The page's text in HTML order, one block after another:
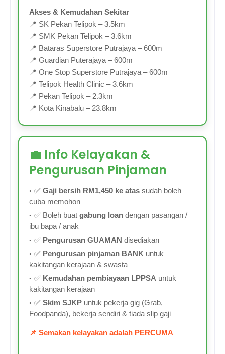
Akses & Kemudahan Sekitar
📍 SK Pekan Telipok – 3.5km
📍 SMK Pekan Telipok – 3.6km
📍 Bataras Superstore Putrajaya – 600m
📍 Guardian Puterajaya – 600m
📍 One Stop Superstore Putrajaya – 600m
📍 Telipok Health Clinic – 3.6km
📍 Pekan Telipok – 2.3km
📍 Kota Kinabalu – 23.8km
💼 Info Kelayakan &
Pengurusan Pinjaman
✅ Gaji bersih RM1,450 ke atas sudah boleh
cuba memohon
✅ Boleh buat gabung loan dengan pasangan /
ibu bapa / anak
✅ Pengurusan GUAMAN disediakan
✅ Pengurusan pinjaman BANK untuk
kakitangan kerajaan & swasta
✅ Kemudahan pembiayaan LPPSA untuk
kakitangan kerajaan
✅ Skim SJKP untuk pekerja gig (Grab,
Foodpanda), bekerja sendiri & tiada slip gaji
📌 Semakan kelayakan adalah PERCUMA